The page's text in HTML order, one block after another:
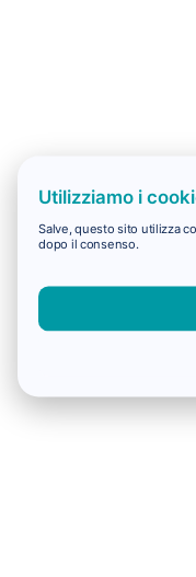
Utilizziamo i
Salve, questo sito utilizza
dopo il consenso.